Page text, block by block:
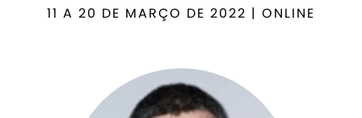
11 A 20 DE MARÇO DE 2022 | ONLINE